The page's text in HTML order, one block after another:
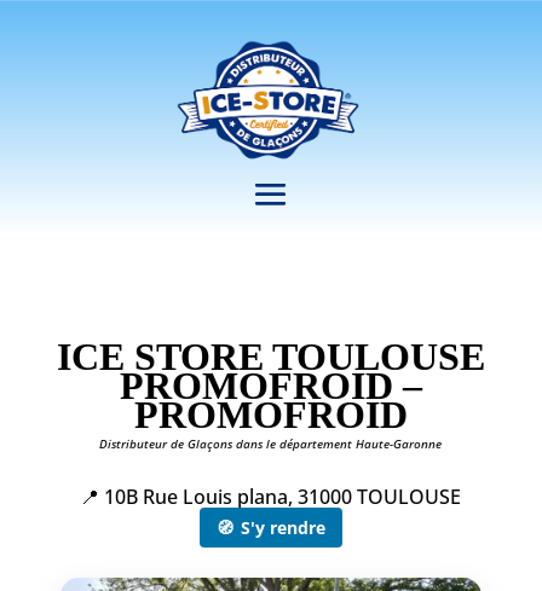
ICE STORE TOULOUSE
PROMOFROID –
PROMOFROID
Distributeur de Glaçons dans le département Haute-Garonne
📍 10B Rue Louis plana, 31000 TOULOUSE
🧭 S'y rendre